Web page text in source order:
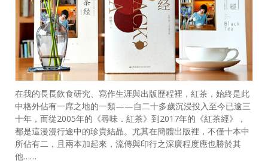
在我的長長飲食研究、寫作生涯與出版歷程裡，紅茶，始終是此
中格外佔有一席之地的一類——自二十多歲沉浸投入至今已逾三
十年，而從2005年的《尋味．紅茶》到2017年的《紅茶經》，
都是這漫漫行途中的珍貴結晶。尤其在簡體出版裡，不僅十本中
所佔有二，且兩本加起來，流傳與印行之深廣程度應也勝於其
他……